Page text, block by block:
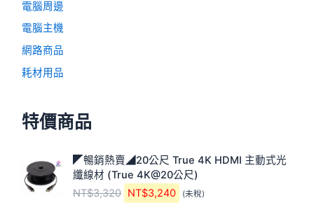
電腦周邊
電腦主機
網路商品
耗材用品
特價商品
◤暢銷熱賣◢20公尺 True 4K HDMI 主動式光
纖線材 (True 4K@20公尺)
NT$3,320
原
始
價
格
NT$3,240
前
價
格
(未稅)